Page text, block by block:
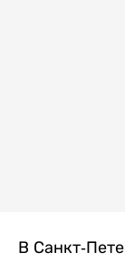
В Санкт-